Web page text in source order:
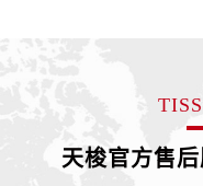
天梭官方售